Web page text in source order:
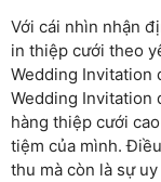
Với cái nhìn nhận
in thiệp cưới theo
Wedding Invitation
Wedding Invitation
hàng thiệp cưới
tiệm của mình.
thu mà còn là sự